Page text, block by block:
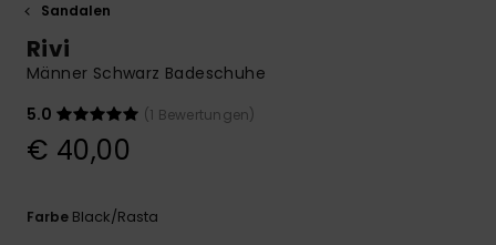
Finden Sie
die häufigsten
Fragen sowie
Sandalen
Rivi
Männer Schwarz Badeschuhe
5.0
(1 Bewertungen)
€ 40,00
Farbe Black/rasta